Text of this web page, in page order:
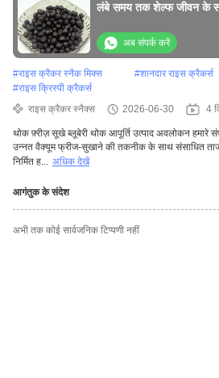
लंबे समय तक शेल्फ जीवन के
अब संपर्क करें
#राइस क्रैकर स्नैक मिक्स #शानदार राइस क्रैकर्स
#राइस क्रिस्पी क्रैकर्स
राइस क्रैकर स्नैक्स
2026-06-30 4
थोक फ़्रीज़ सूखे ब्लूबेरी थोक आपूर्ति उत्पाद अवलोकन हमारे
उन्नत वैक्यूम फ्रीज-सुखाने की तकनीक के साथ संसाधित
निर्मित ह... अधिक देखें
आगंतुक के संदेश
अभी तक कोई सार्वजनिक टिप्पणी नहीं